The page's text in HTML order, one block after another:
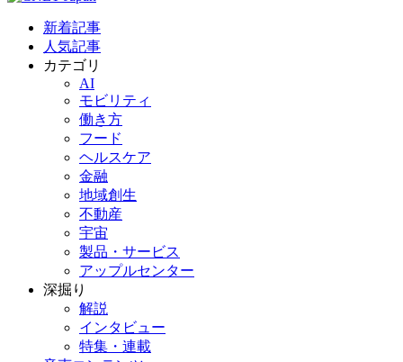
新着記事
人気記事
カテゴリ
AI
モビリティ
働き方
フード
ヘルスケア
金融
地域創生
不動産
宇宙
製品・サービス
アップルセンター
深掘り
解説
インタビュー
特集・連載